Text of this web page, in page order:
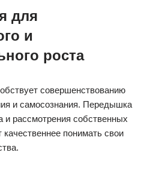
для
и
роста
совершенствованию
и самосознания. Передышка
и рассмотрения собственных
качественнее понимать свои